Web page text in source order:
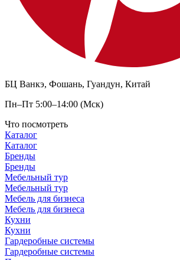
БЦ Ванкэ, Фошань, Гуандун, Китай
Пн–Пт 5:00–14:00 (Мск)
Что посмотреть
Каталог
Каталог
Бренды
Бренды
Мебельный тур
Мебельный тур
Мебель для бизнеса
Мебель для бизнеса
Кухни
Кухни
Гардеробные системы
Гардеробные системы